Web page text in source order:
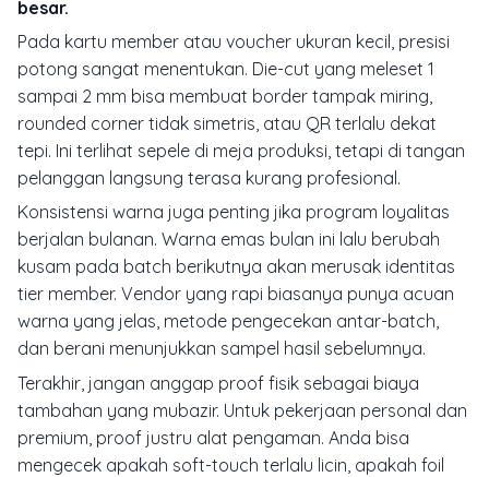
besar.
Pada kartu member atau voucher ukuran kecil, presisi
potong sangat menentukan. Die-cut yang meleset 1
sampai 2 mm bisa membuat border tampak miring,
rounded corner tidak simetris, atau QR terlalu dekat
tepi. Ini terlihat sepele di meja produksi, tetapi di tangan
pelanggan langsung terasa kurang profesional.
Konsistensi warna juga penting jika program loyalitas
berjalan bulanan. Warna emas bulan ini lalu berubah
kusam pada batch berikutnya akan merusak identitas
tier member. Vendor yang rapi biasanya punya acuan
warna yang jelas, metode pengecekan antar-batch,
dan berani menunjukkan sampel hasil sebelumnya.
Terakhir, jangan anggap proof fisik sebagai biaya
tambahan yang mubazir. Untuk pekerjaan personal dan
premium, proof justru alat pengaman. Anda bisa
mengecek apakah soft-touch terlalu licin, apakah foil